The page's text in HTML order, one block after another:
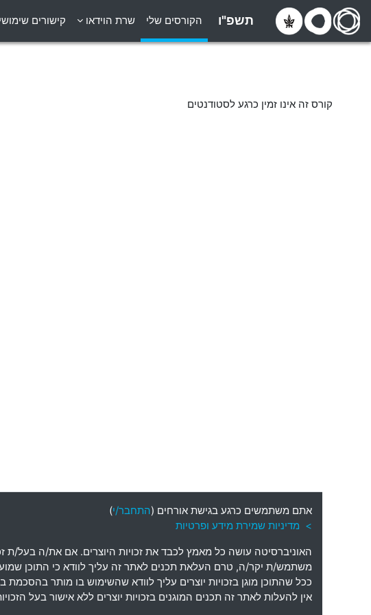
דילוג לתוכן הראשי
תשפ"ו הקורסים שלי שרת הוידאו קישורים
קורס זה אינו זמין כרגע לסטודנטים
אתם משתמשים כרגע בגישת אורחים (התחבר/י)
> מדיניות שמירת מידע ופרטיות
האוניברסיטה עושה כל מאמץ לכבד את זכויות היוצרים. אם את/ה בעל/ת
משתמש/ת יקר/ה, טרם העלאת תכנים לאתר זה עליך לוודא כי התוכן
ככל שהתוכן מוגן בזכויות יוצרים עליך לוודא שהשימוש בו מותר
אין להעלות לאתר זה תכנים המוגנים בזכויות יוצרים ללא אישור בעל